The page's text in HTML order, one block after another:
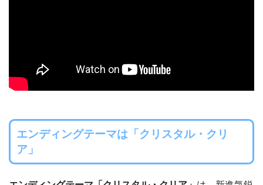
エンディングテーマは 「クリスタル・クリ
ア」